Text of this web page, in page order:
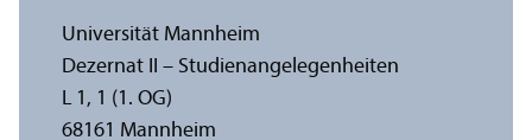
Universität Mannheim
Dezernat II – Studien­angelegenheiten
L 1, 1 (1. OG)
68161 Mannheim